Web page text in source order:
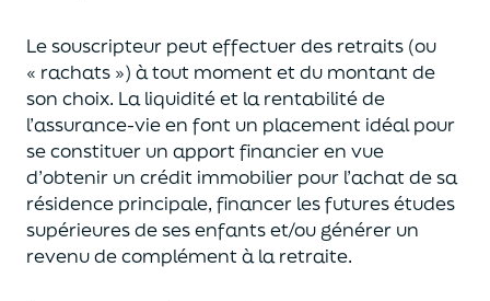
Le souscripteur peut effectuer des retraits (ou
« rachats ») à tout moment et du montant de
son choix. Laliquiditéet la rentabilité de
l’assurance-vie en font un placement idéal pour
se constituer un apport financier en vue
d’obtenir un crédit immobilier pour l’achat desa
résidence principale, financer les futures études
supérieures de ses enfantset/ou générer un
revenu de complément à la retraite.